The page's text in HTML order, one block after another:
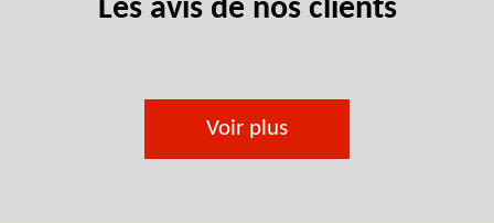
Les avis de nos clients
Voir plus